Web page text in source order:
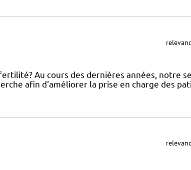
Au cours des dernières années, notre
afin d'améliorer la prise en charge des